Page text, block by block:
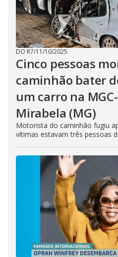
DO R7/11/10/2025
Cinco pessoas
caminhão bater
um carro na
Mirabela (MG)
Motorista do caminhão fugiu
vítimas estavam três pessoas